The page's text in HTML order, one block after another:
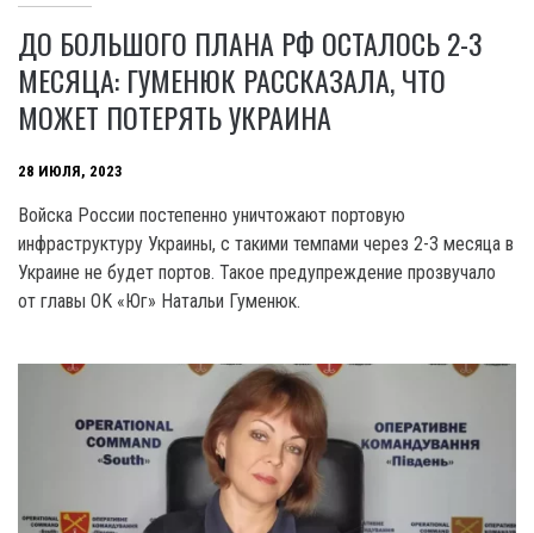
ДО БОЛЬШОГО ПЛАНА РФ ОСТАЛОСЬ 2-3
МЕСЯЦА: ГУМЕНЮК РАССКАЗАЛА, ЧТО
МОЖЕТ ПОТЕРЯТЬ УКРАИНА
28 ИЮЛЯ, 2023
Войска России постепенно уничтожают портовую
инфраструктуру Украины, с такими темпами через 2-3 месяца в
Украине не будет портов. Такое предупреждение прозвучало
от главы OK «Юг» Натальи Гуменюк.